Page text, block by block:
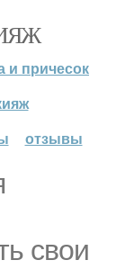
и причесок
отзывы
свои